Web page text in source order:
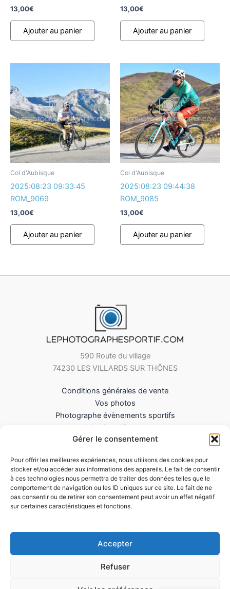
Gérer le consentement
Pour offrir les meilleures expériences, nous utilisons des cookies pour
stocker et/ou accéder aux informations des appareils. Le fait de consentir
à ces technologies nous permettra de traiter des données telles que le
comportement de navigation ou les ID uniques sur ce site. Le fait de ne
pas consentir ou de retirer son consentement peut avoir un effet négatif
sur certaines caractéristiques et fonctions.
Accepter
Refuser
13,00€
Ajouter au panier
13,00€
Ajouter au panier
Col d'Aubisque
2025:08:23 09:33:45
ROM_9069
13,00€
Ajouter au panier
Col d'Aubisque
2025:08:23 09:44:38
ROM_9085
13,00€
Ajouter au panier
590 Route du village
74230 LES VILLARDS SUR THÔNES
Conditions générales de vente
Vos photos
Photographe évènements sportifs
Mentions légales
Mes Téléchargements
Politique de cookies (UE)